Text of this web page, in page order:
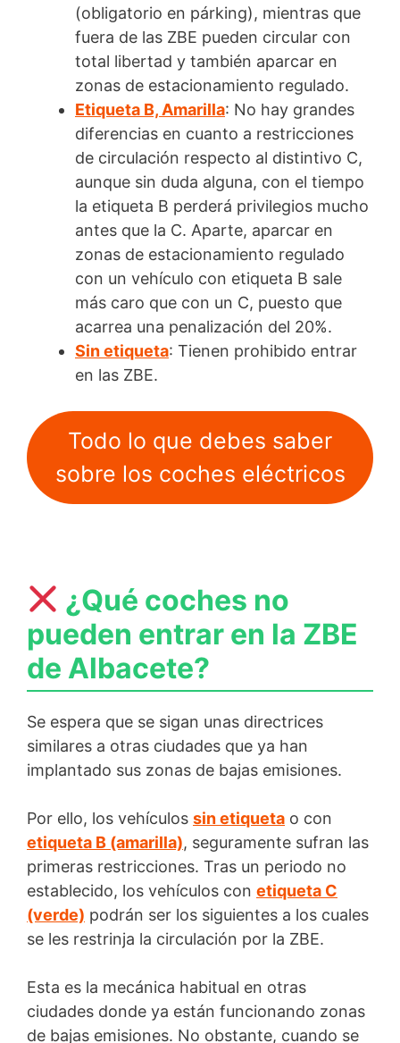
(obligatorio en párking), mientras que
fuera de las ZBE pueden circular con
total libertad y también aparcar en
zonas de estacionamiento regulado.
Etiqueta B, Amarilla: No hay grandes
diferencias en cuanto a restricciones
de circulación respecto al distintivo C,
aunque sin duda alguna, con el tiempo
la etiqueta B perderá privilegios mucho
antes que la C. Aparte, aparcar en
zonas de estacionamiento regulado
con un vehículo con etiqueta B sale
más caro que con un C, puesto que
acarrea una penalización del 20%.
Sin etiqueta: Tienen prohibido entrar
en las ZBE.
Todo lo que debes saber
sobre los coches eléctricos
¿Qué coches no
pueden entrar en la ZBE
de Albacete?
Se espera que se sigan unas directrices
similares a otras ciudades que ya han
implantado sus zonas de bajas emisiones.
Por ello, los vehículos sin etiqueta o con
etiqueta B (amarilla), seguramente sufran las
primeras restricciones. Tras un periodo no
establecido, los vehículos con etiqueta C
(verde) podrán ser los siguientes a los cuales
se les restrinja la circulación por la ZBE.
Esta es la mecánica habitual en otras
ciudades donde ya están funcionando zonas
de bajas emisiones. No obstante, cuando se